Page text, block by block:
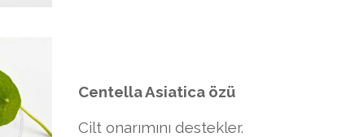
Centella Asiatica özü
Cilt onarımını destekler.